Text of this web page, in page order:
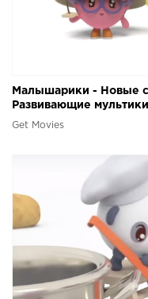
Малышарики - Новые
Развивающие
Get Movies